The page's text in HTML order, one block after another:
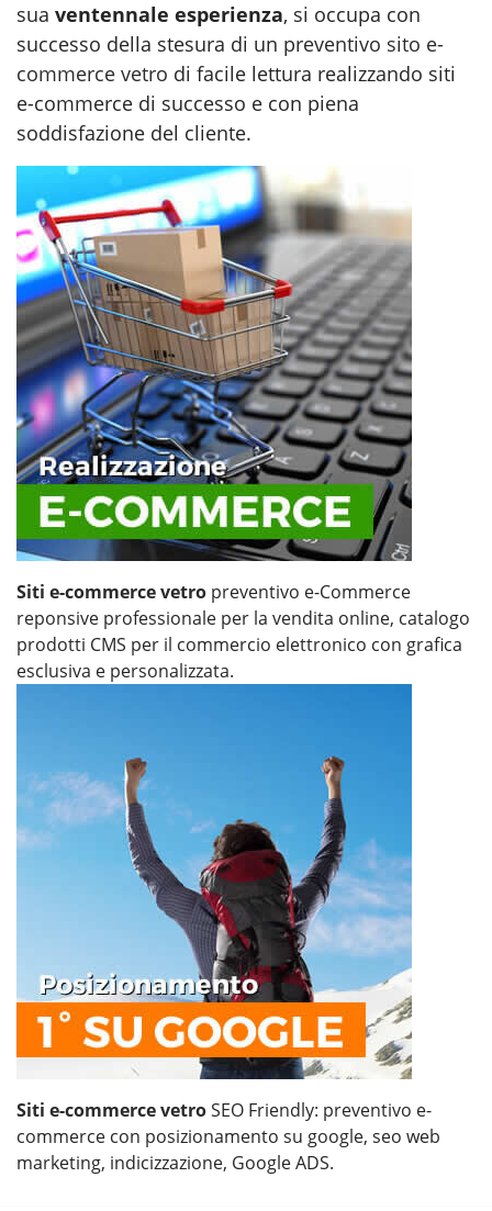
sua ventennale esperienza, si occupa con
successo della stesura di un preventivo sito e-
commerce vetro di facile lettura realizzando siti
e-commerce di successo e con piena
soddisfazione del cliente.
Siti e-commerce vetro preventivo e-Commerce
reponsive professionale per la vendita online, catalogo
prodotti CMS per il commercio elettronico con grafica
esclusiva e personalizzata.
Siti e-commerce vetroSEO Friendly: preventivo e-
commerce con posizionamento su google, seo web
marketing, indicizzazione, Google ADS.